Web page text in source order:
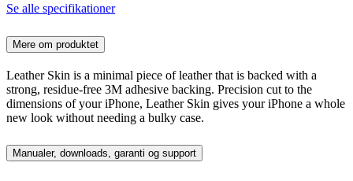
Se alle specifikationer
Mere om produktet
Leather Skin is a minimal piece of leather that is backed with a
strong, residue-free 3M adhesive backing. Precision cut to the
dimensions of your iPhone, Leather Skin gives your iPhone a whole
new look without needing a bulky case.
Manualer, downloads, garanti og support